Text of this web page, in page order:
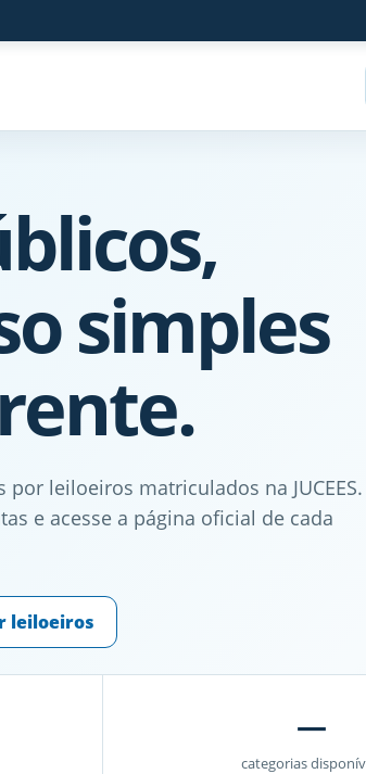
simples
leiloeiros matriculados na JUCEES.
e acesse a página oficial de cada
leiloeiros
—
categorias